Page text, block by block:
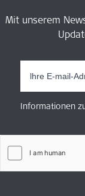
Mit unserem
Informationen